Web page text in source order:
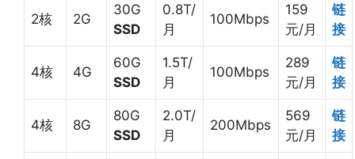
2核 2G
30G
SSD
0.8T/
月
100Mbps
159
元/月
链
接
4核 4G
60G
SSD
1.5T/
月
100Mbps
289
元/月
链
接
4核 8G
80G
SSD
2.0T/
月
200Mbps
569
元/月
链
接